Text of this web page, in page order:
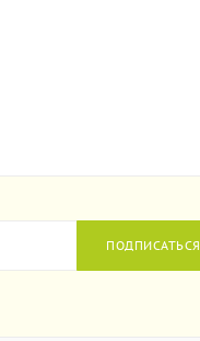
ПОДПИСАТЬСЯ